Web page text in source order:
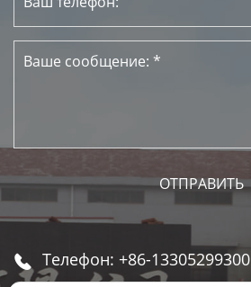
 Телефон: +86-13305299300